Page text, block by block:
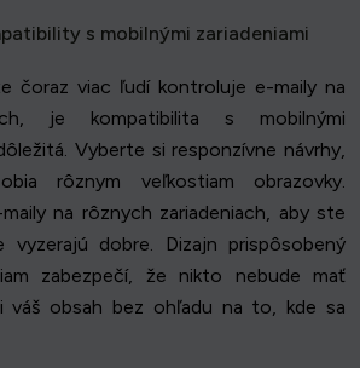
s mobilnými zariadeniami
čoraz viac ľudí kontroluje e-maily na
je kompatibilita s mobilnými
Vyberte si responzívne návrhy,
rôznym veľkostiam obrazovky.
na rôznych zariadeniach, aby ste
vyzerajú dobre. Dizajn prispôsobený
zabezpečí, že nikto nebude mať
váš obsah bez ohľadu na to, kde sa